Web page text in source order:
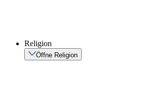
Religion
Öffne Religion